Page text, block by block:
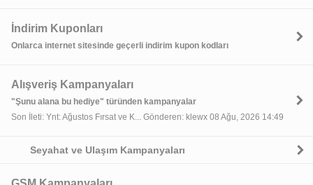
İndirim Kuponları
Onlarca internet sitesinde geçerli indirim kupon kodları
Alışveriş Kampanyaları
"Şunu alana bu hediye" türünden kampanyalar
Son İleti: Ynt: Ağustos Fırsat ve K... Gönderen: klewx 08 Ağu, 2026 14:49
Seyahat ve Ulaşım Kampanyaları